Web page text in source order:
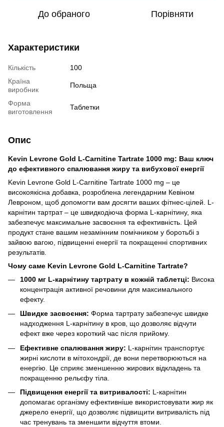
До обраного Порівняти
Характеристики
Кількість
100
Країна
виробник
Польща
Форма
виготовлення
Таблетки
Опис
Kevin Levrone Gold L-Carnitine Tartrate 1000 mg: Ваш ключ
до ефективного спалювання жиру та вибухової енергії
Kevin Levrone Gold L-Carnitine Tartrate 1000 mg – це
високоякісна добавка, розроблена легендарним Кевіном
Левроном, щоб допомогти вам досягти ваших фітнес-цілей. L-
карнітин тартрат – це швидкодіюча форма L-карнітину, яка
забезпечує максимальне засвоєння та ефективність. Цей
продукт стане вашим незамінним помічником у боротьбі з
зайвою вагою, підвищенні енергії та покращенні спортивних
результатів.
Чому саме Kevin Levrone Gold L-Carnitine Tartrate?
1000 мг L-карнітину тартрату в кожній таблетці: Висока
концентрація активної речовини для максимального
ефекту.
Швидке засвоєння: Форма тартрату забезпечує швидке
надходження L-карнітину в кров, що дозволяє відчути
ефект вже через короткий час після прийому.
Ефективне спалювання жиру: L-карнітин транспортує
жирні кислоти в мітохондрії, де вони перетворюються на
енергію. Це сприяє зменшенню жирових відкладень та
покращенню рельєфу тіла.
Підвищення енергії та витривалості: L-карнітин
допомагає організму ефективніше використовувати жир як
джерело енергії, що дозволяє підвищити витривалість під
час тренувань та зменшити відчуття втоми.